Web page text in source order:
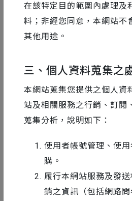
在該特定目的範圍內處理及
料；非經您同意，本網站不
其他用途。
三、個人資料蒐集之
本網站蒐集您提供之個人資
站及相關服務之行銷、訂閱
蒐集分析，說明如下：
使用者帳號管理、使
購。
履行本網站服務及發
銷之資訊（包括網路
從迪士尼一路到台灣燈會，來一
知名作品中，專案背後每個不為
凡如大家熟悉的交片前大改、預
鑽反饋等家常血淚，在這些有限
解各式專案不同的難題。